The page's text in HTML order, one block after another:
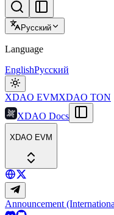
Русский
Language
EnglishРусский
XDAO EVMXDAO TON
XDAO Docs
XDAO EVM
Announcement